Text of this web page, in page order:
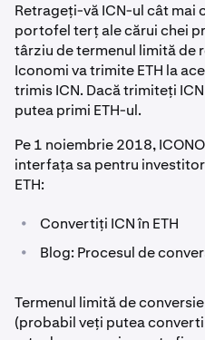
Retrageți-vă ICN-ul cât mai
portofel terț ale cărui chei
târziu de termenul limită de
Iconomi va trimite ETH la
trimis ICN. Dacă trimiteți
putea primi ETH-ul.
Pe 1 noiembrie 2018,
interfața sa pentru
ETH:
• Convertiți ICN în ETH
• Blog: Procesul de
Termenul limită de
(probabil veți putea